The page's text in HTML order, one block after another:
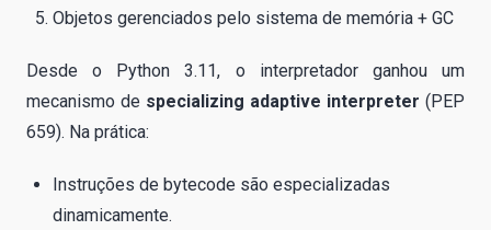
Objetos gerenciados pelo sistema de memória + GC
Desde o Python 3.11, o interpretador ganhou um
mecanismo de specializing adaptive interpreter (PEP
659). Na prática:
Instruções de bytecode são especializadas
dinamicamente.